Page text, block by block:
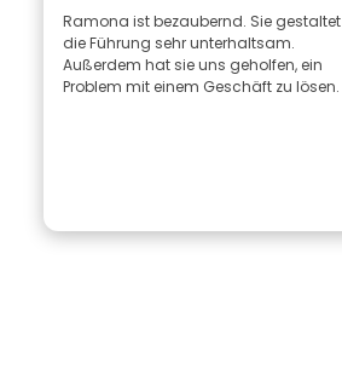
Ramona ist bezaubernd. Sie gestaltet
die Führung sehr unterhaltsam.
Außerdem hat sie uns geholfen, ein
Problem mit einem Geschäft zu lösen.